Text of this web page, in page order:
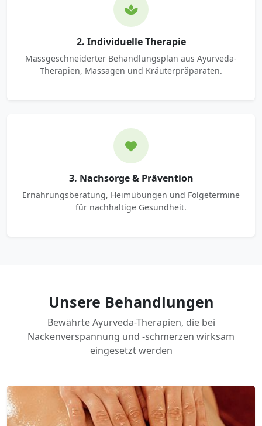
2. Individuelle Therapie
Massgeschneiderter Behandlungsplan aus Ayurveda-
Therapien, Massagen und Kräuterpräparaten.
3. Nachsorge & Prävention
Ernährungsberatung, Heimübungen und Folgetermine
für nachhaltige Gesundheit.
Unsere Behandlungen
Bewährte Ayurveda-Therapien, die bei
Nackenverspannung und -schmerzen wirksam
eingesetzt werden